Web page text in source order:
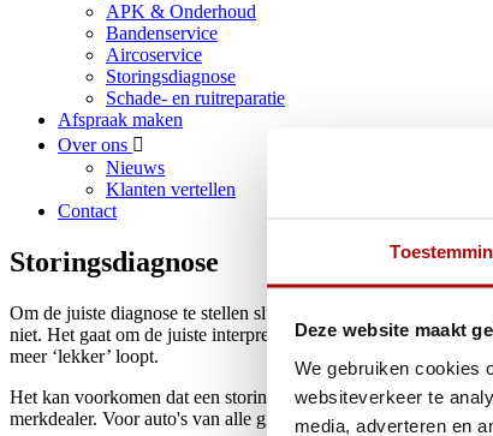
Deze website maakt
We gebruiken cookies
websiteverkeer te
media, adverteren en
APK & Onderhoud
Bandenservice
Aircoservice
Storingsdiagnose
Schade- en ruitreparatie
Afspraak maken
Over ons
Nieuws
Klanten vertellen
Contact
Storingsdiagnose
Om de juiste diagnose te stellen sluit de monteur de
niet. Het gaat om de juiste interpretatie van de foutcodes die
meer ‘lekker’ loopt.
Het kan voorkomen dat een storing wordt veroorzaakt door
merkdealer. Voor auto's van alle grote merken hebben wij de